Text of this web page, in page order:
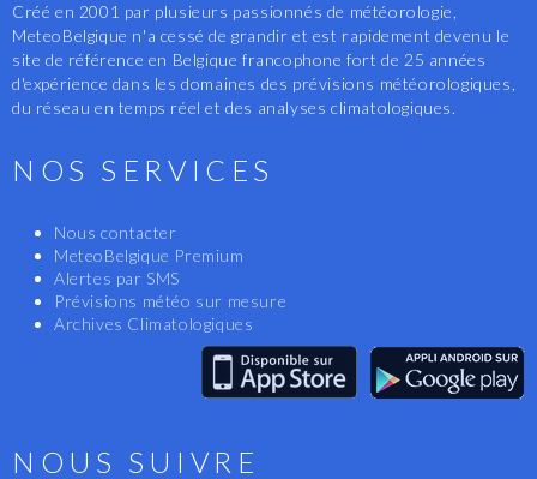
Créé en 2001 par plusieurs passionnés de météorologie,
MeteoBelgique n'a cessé de grandir et est rapidement devenu le
site de référence en Belgique francophone fort de 25 années
d'expérience dans les domaines des prévisions météorologiques,
du réseau en temps réel et des analyses climatologiques.
NOS SERVICES
Nous contacter
MeteoBelgique Premium
Alertes par SMS
Prévisions météo sur mesure
Archives Climatologiques
NOUS SUIVRE